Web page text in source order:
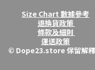
Size Chart 數據參考
退換貨政策
條款及細則
運送政策
© Dope23.store 保留解